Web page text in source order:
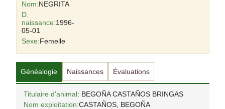
Nom:NEGRITA
D.
naissance:1996-
05-01
Sexe:Femelle
Généalogie Naissances Évaluations
Titulaire d'animal: BEGOÑA CASTAÑOS BRINGAS
Nom exploitation:CASTAÑOS, BEGOÑA